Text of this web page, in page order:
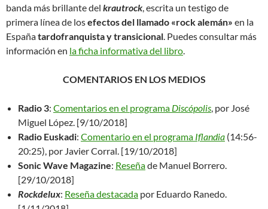
banda más brillante del krautrock, escrita un testigo de
primera línea de losefectos del llamado «rock alemán» en la
Españatardofranquista y transicional. Puedes consultar más
información en la ficha informativa del libro.
COMENTARIOS EN LOS MEDIOS
Radio 3: Comentarios en el programa Discópolis, por José
Miguel López. [9/10/2018]
Radio Euskadi: Comentario en el programa Iflandia (14:56-
20:25), por Javier Corral. [19/10/2018]
Sonic Wave Magazine: Reseñade Manuel Borrero.
[29/10/2018]
Rockdelux: Reseña destacada por Eduardo Ranedo.